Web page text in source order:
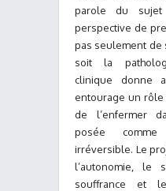
parole du
perspective de
pas seulement de
soit la
clinique donne
entourage un rôle
de l’enfermer
posée
irréversible. Le
l’autonomie, le
souffrance et